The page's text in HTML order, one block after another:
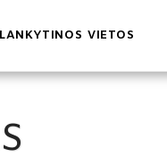
LANKYTINOS VIETOS